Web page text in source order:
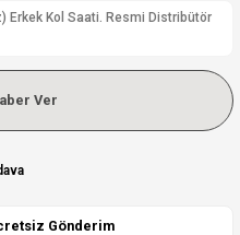
Erkek Kol Saati. Resmi Distribütör
Ver
Gönderim